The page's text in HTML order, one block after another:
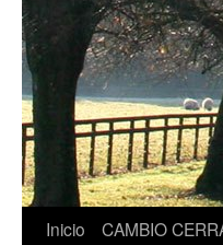
Inicio
CAMBIO